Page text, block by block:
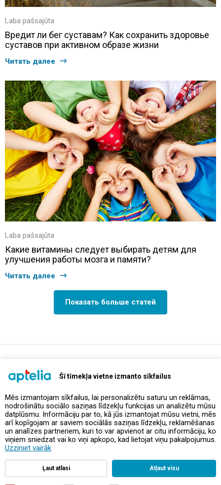
Šī tīmekļa vietne izmanto sīkfailus
Mēs izmantojam sīkfailus, lai personalizētu saturu un reklāmas,
nodrošinātu sociālo saziņas līdzekļu funkcijas un analizētu mūsu
datplūsmu. Informāciju par to, kā jūs izmantojat mūsu vietni, mēs
arī kopīgojam ar saviem sociālās saziņas līdzekļu, reklamēšanas
un analīzes partneriem, kuri to var apvienot ar citu informāciju, ko
viņiem sniedzat vai ko viņi apkopo, kad lietojat viņu pakalpojumus.
Uzziniet vairāk
Ļaut atlasi Atļaut visu
Laba pašsajūta
Вредит ли бег суставам? Как сохранить здоровье
суставов при активном образе жизни
Читать далее
Laba pašsajūta
Какие витамины следует выбирать детям для
улучшения работы мозга и памяти?
Читать далее
Показать больше статей
Предложения и акции
Контакты